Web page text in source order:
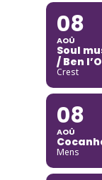
08
AOÛ
Soul
/ Ben
Crest
08
AOÛ
Mens